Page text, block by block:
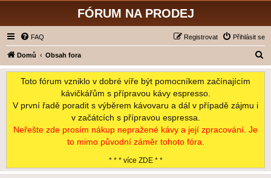
FÓRUM NA PRODEJ
FAQ Přihlásit se
Registrovat
Domů Obsah fora
l
Toto fórum vzniklo v dobré víře být pomocníkem začínajícím
kávičkářům s přípravou kávy espresso.
V první řadě poradit s výběrem kávovaru a dál v případě zájmu i
v začátcích s přípravou espressa.
Neřešte zde prosím nákup nepražené kávy a její zpracování. Je
to mimo původní záměr tohoto fóra.
* * * více ZDE * *